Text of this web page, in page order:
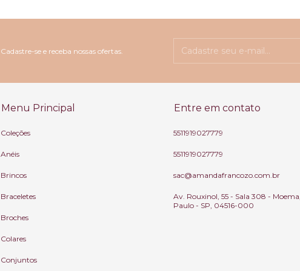
Cadastre-se e receba nossas ofertas.
Menu Principal
Coleções
Anéis
Brincos
Braceletes
Broches
Colares
Conjuntos
Entre em contato
5511919027779
5511919027779
sac@amandafrancozo.com.br
Av. Rouxinol, 55 - Sala 308 -
Paulo - SP, 04516-000